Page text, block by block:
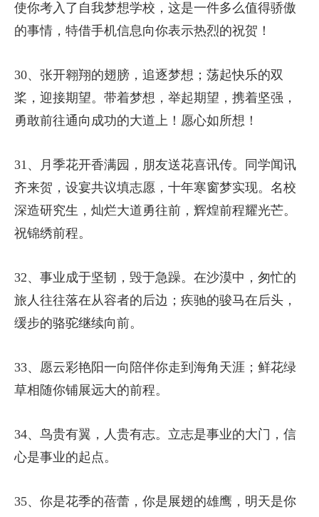
使你考入了自我梦想学校，这是一件多么值得骄傲
的事情，特借手机信息向你表示热烈的祝贺！
30、张开翱翔的翅膀，追逐梦想；荡起快乐的双
桨，迎接期望。带着梦想，举起期望，携着坚强，
勇敢前往通向成功的大道上！愿心如所想！
31、月季花开香满园，朋友送花喜讯传。同学闻讯
齐来贺，设宴共议填志愿，十年寒窗梦实现。名校
深造研究生，灿烂大道勇往前，辉煌前程耀光芒。
祝锦绣前程。
32、事业成于坚韧，毁于急躁。在沙漠中，匆忙的
旅人往往落在从容者的后边；疾驰的骏马在后头，
缓步的骆驼继续向前。
33、愿云彩艳阳一向陪伴你走到海角天涯；鲜花绿
草相随你铺展远大的前程。
34、鸟贵有翼，人贵有志。立志是事业的大门，信
心是事业的起点。
35、你是花季的蓓蕾，你是展翅的雄鹰，明天是你